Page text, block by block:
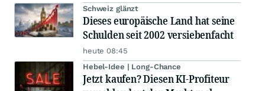
Schweiz glänzt
Dieses europäische Land hat seine
Schulden seit 2002 versiebenfacht
heute 08:45
Hebel-Idee | Long-Chance
Jetzt kaufen? Diesen KI-Profiteur